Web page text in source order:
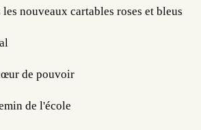
les nouveaux cartables roses et bleus
de pouvoir
de l'école